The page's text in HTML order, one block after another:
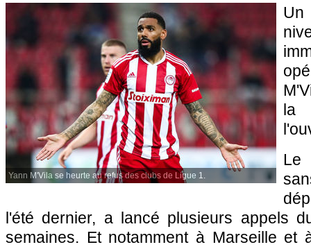
Yann M'Vila se heurte au refus des clubs de Ligue 1.
la
Le
l'été dernier, a lancé plusieurs appels
semaines. Et notamment à Marseille et